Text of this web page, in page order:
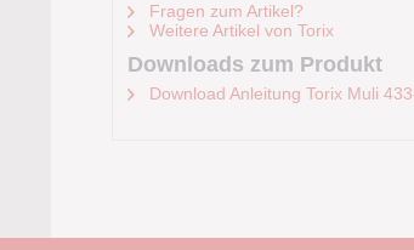
Fragen zum Artikel?
Weitere Artikel von Torix
Downloads zum Produkt
Download Anleitung Torix Muli